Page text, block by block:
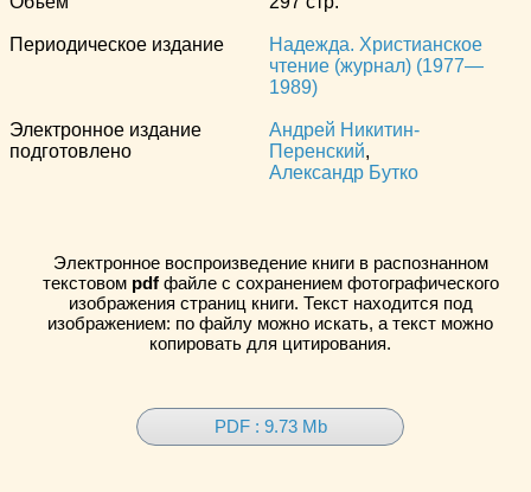
Периодическое издание
Надежда. Христианское
чтение (журнал) (1977—
1989)
Электронное издание
подготовлено
Андрей Никитин-
Перенский,
Александр Бутко
Электронное воспроизведение книги в распознанном
текстовом pdfфайле с сохранением фотографического
изображения страниц книги. Текст находится под
изображением: по файлу можно искать, а текст можно
копировать для цитирования.
PDF : 9.73 Mb